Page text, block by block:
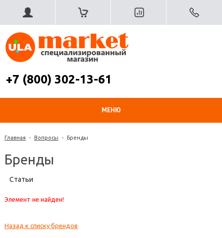
+7 (800) 302-13-61
МЕНЮ
Главная - Вопросы - Бренды
Бренды
Статьи
Элемент не найден!
Назад к списку брендов